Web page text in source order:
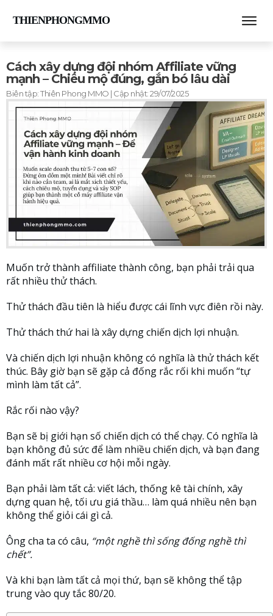
THIENPHONGMMO
Cách xây dựng đội nhóm Affiliate vững
mạnh – Chiêu mộ đúng, gắn bó lâu dài
Biên tập:Thiên Phong MMO | Cập nhật:29/07/2025
Muốn trở thành affiliate thành công, bạn phải trải qua
rất nhiều thử thách.
Thử thách đầu tiên là hiểu được cái lĩnh vực điên rồi này.
Thử thách thứ hai là xây dựng chiến dịch lợi nhuận.
Và chiến dịch lợi nhuận không có nghĩa là thử thách kết
thúc. Bây giờ bạn sẽ gặp cả đống rắc rối khi muốn “tự
mình làm tất cả”.
Rắc rối nào vậy?
Bạn sẽ bị giới hạn số chiến dịch có thể chạy. Có nghĩa là
bạn không đủ sức để làm nhiều chiến dịch, và bạn đang
đánh mất rất nhiều cơ hội mỗi ngày.
Bạn phải làm tất cả: viết lách, thống kê tài chính, xây
dựng quan hệ, tối ưu giá thầu… làm quá nhiều nên bạn
không thể giỏi cái gì cả.
Ông cha ta có câu, “một nghề thì sống đống nghề thì
chết”.
Và khi bạn làm tất cả mọi thứ, bạn sẽ không thể tập
trung vào quy tắc 80/20.